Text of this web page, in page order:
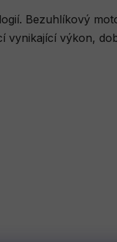
Bezuhlíkový
vynikající výkon,